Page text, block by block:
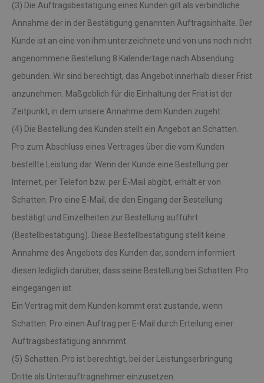
(3) Die Auftragsbestätigung eines Kunden gilt als verbindliche
Annahme der in der Bestätigung genannten Auftragsinhalte. Der
Kunde ist an eine von ihm unterzeichnete und von uns noch nicht
angenommene Bestellung 8 Kalendertage nach Absendung
gebunden. Wir sind berechtigt, das Angebot innerhalb dieser Frist
anzunehmen. Maßgeblich für die Einhaltung der Frist ist der
Zeitpunkt, in dem unsere Annahme dem Kunden zugeht.
(4) Die Bestellung des Kunden stellt ein Angebot an Schatten.
Pro zum Abschluss eines Vertrages über die vom Kunden
bestellte Leistung dar. Wenn der Kunde eine Bestellung per
Internet, per Telefon bzw. per E-Mail abgibt, erhält er von
Schatten. Pro eine E-Mail, die den Eingang der Bestellung
bestätigt und Einzelheiten zur Bestellung aufführt
(Bestellbestätigung). Diese Bestellbestätigung stellt keine
Annahme des Angebots des Kunden dar, sondern informiert
diesen lediglich darüber, dass seine Bestellung bei Schatten. Pro
eingegangen ist.
Ein Vertrag mit dem Kunden kommt erst zustande, wenn
Schatten. Pro einen Auftrag per E-Mail durch Erteilung einer
Auftragsbestätigung annimmt.
(5) Schatten. Pro ist berechtigt, bei der Leistungserbringung
Dritte als Unterauftragnehmer einzusetzen.